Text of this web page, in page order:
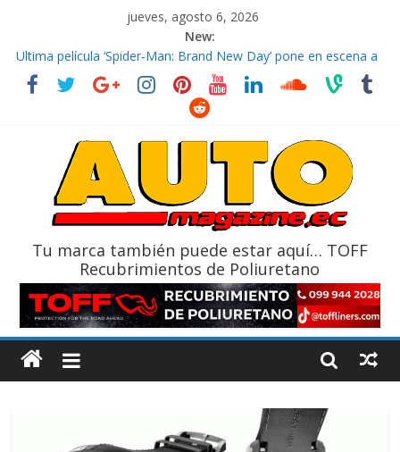
jueves, agosto 6, 2026
New:
El costo de tener un vehículo gana protagonismo a la hora de
decidir
Ultima película ‘Spider‑Man: Brand New Day’ pone en escena a
La Vuelta al Ecuador 2026, edición 47ª, recorre 7 provincias en 8
La FEDAK recibe 12 Sinotruk Bolden para cubrir las rutas de La
Tu marca también puede estar aquí… TOFF
Recubrimientos de Poliuretano